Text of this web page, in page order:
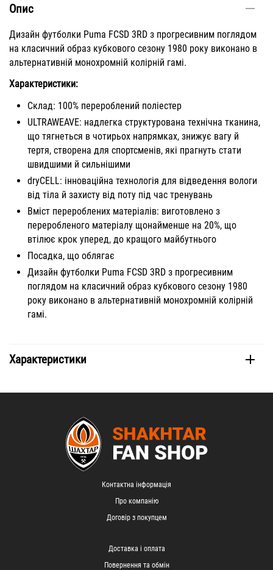
Опис
Дизайн футболки Puma FCSD 3RD з прогресивним поглядом
на класичний образ кубкового сезону 1980 року виконано в
альтернативній монохромній колірній гамі.
Характеристики:
Склад: 100% перероблений поліестер
ULTRAWEAVE: надлегка структурована технічна тканина,
що тягнеться в чотирьох напрямках, знижує вагу й
тертя, створена для спортсменів, які прагнуть стати
швидшими й сильнішими
dryCELL: інноваційна технологія для відведення вологи
від тіла й захисту від поту під час тренувань
Вміст перероблених матеріалів: виготовлено з
переробленого матеріалу щонайменше на 20%, що
втілює крок уперед, до кращого майбутнього
Посадка, що облягає
Дизайн футболки Puma FCSD 3RD з прогресивним
поглядом на класичний образ кубкового сезону 1980
року виконано в альтернативній монохромній колірній
гамі.
Характеристики
Контактна інформація
Про компанію
Договір з покупцем
Доставка і оплата
Повернення та обмін